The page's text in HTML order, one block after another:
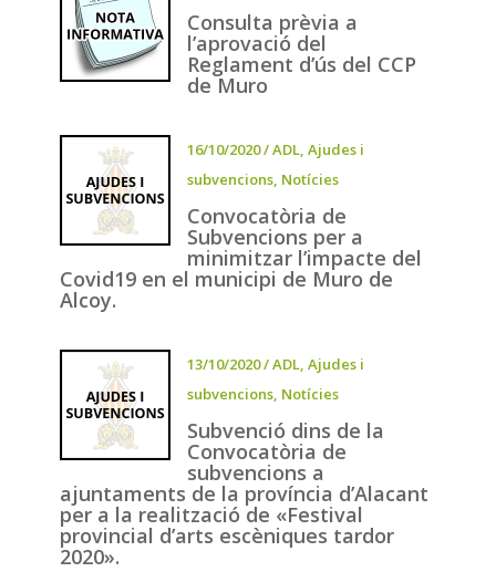
Consulta prèvia a
l’aprovació del
Reglament d’ús del CCP
de Muro
16/10/2020/ADL, Ajudes i
subvencions, Notícies
Convocatòria de
Subvencions per a
minimitzar l’impacte del
Covid19 en el municipi de Muro de
Alcoy.
13/10/2020/ADL, Ajudes i
subvencions, Notícies
Subvenció dins de la
Convocatòria de
subvencions a
ajuntaments de la província d’Alacant
per a la realització de «Festival
provincial d’arts escèniques tardor
2020».